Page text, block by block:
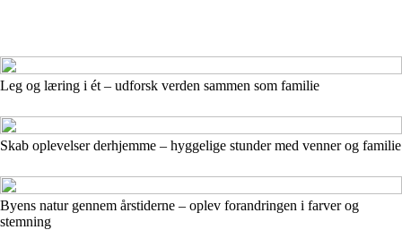
Leg og læring i ét – udforsk verden sammen som familie
Skab oplevelser derhjemme – hyggelige stunder med venner og familie
Byens natur gennem årstiderne – oplev forandringen i farver og
stemning